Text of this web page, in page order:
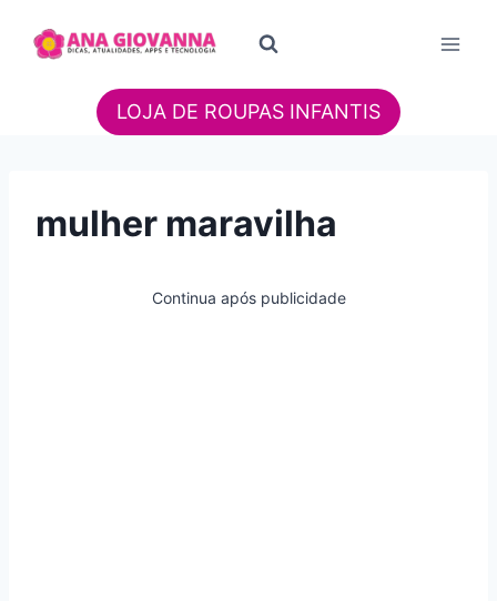
para
LOJA DE ROUPAS INFANTIS
mulher maravilha
Continua após publicidade